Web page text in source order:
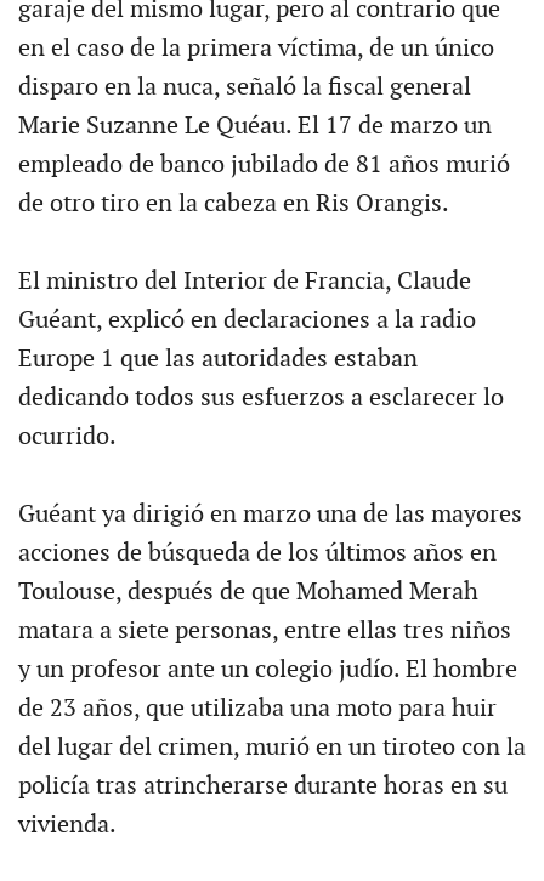
garaje del mismo lugar, pero al contrario que
en el caso de la primera víctima, de un único
disparo en la nuca, señaló la fiscal general
Marie Suzanne Le Quéau. El 17 de marzo un
empleado de banco jubilado de 81 años murió
de otro tiro en la cabeza en Ris Orangis.
El ministro del Interior de Francia, Claude
Guéant, explicó en declaraciones a la radio
Europe 1 que las autoridades estaban
dedicando todos sus esfuerzos a esclarecer lo
ocurrido.
Guéant ya dirigió en marzo una de las mayores
acciones de búsqueda de los últimos años en
Toulouse, después de que Mohamed Merah
matara a siete personas, entre ellas tres niños
y un profesor ante un colegio judío. El hombre
de 23 años, que utilizaba una moto para huir
del lugar del crimen, murió en un tiroteo con la
policía tras atrincherarse durante horas en su
vivienda.